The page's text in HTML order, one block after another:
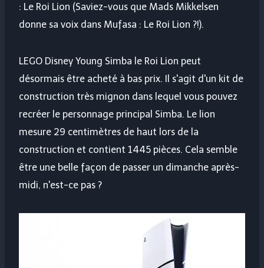
: Le Roi Lion (Saviez-vous que Mads Mikkelsen
donne sa voix dans Mufasa : Le Roi Lion ?!).
LEGO Disney Young Simba le Roi Lion peut
désormais être acheté à bas prix. Il s'agit d'un kit de
construction très mignon dans lequel vous pouvez
recréer le personnage principal Simba. Le lion
mesure 29 centimètres de haut lors de la
construction et contient 1445 pièces. Cela semble
être une belle façon de passer un dimanche après-
midi, n'est-ce pas ?